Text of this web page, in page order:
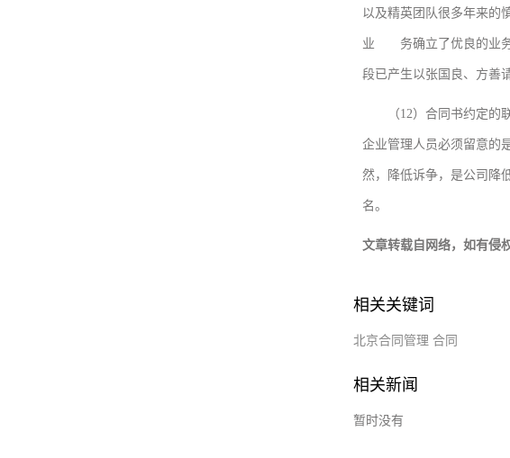
以及精英团队很多年来
业 务确立了优良的业
段已产生以张国良、方善
（12）合同书约定的
企业管理人员必须留意
然，降低诉争，是公司
名。
文章转载自网络，如有侵
相关关键词
北京合同管理 合同
相关新闻
暂时没有